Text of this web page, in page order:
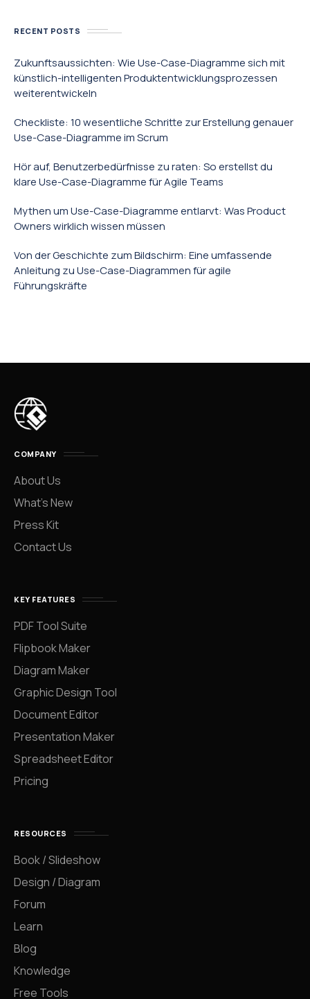
RECENT POSTS
Zukunftsaussichten: Wie Use-Case-Diagramme sich mit
künstlich-intelligenten Produktentwicklungsprozessen
weiterentwickeln
Checkliste: 10 wesentliche Schritte zur Erstellung genauer
Use-Case-Diagramme im Scrum
Hör auf, Benutzerbedürfnisse zu raten: So erstellst du
klare Use-Case-Diagramme für Agile Teams
Mythen um Use-Case-Diagramme entlarvt: Was Product
Owners wirklich wissen müssen
Von der Geschichte zum Bildschirm: Eine umfassende
Anleitung zu Use-Case-Diagrammen für agile
Führungskräfte
COMPANY
About Us
What’s New
Press Kit
Contact Us
KEY FEATURES
PDF Tool Suite
Flipbook Maker
Diagram Maker
Graphic Design Tool
Document Editor
Presentation Maker
Spreadsheet Editor
Pricing
RESOURCES
Book / Slideshow
Design / Diagram
Forum
Learn
Blog
Knowledge
Free Tools